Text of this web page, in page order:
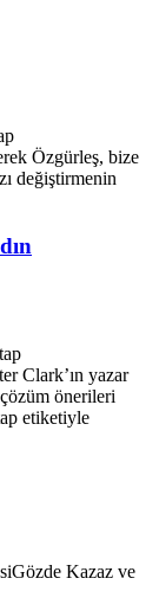
Özgürleş, bize
değiştirmenin
Clark’ın yazar
önerileri
etiketiyle
Gözde Kazaz ve